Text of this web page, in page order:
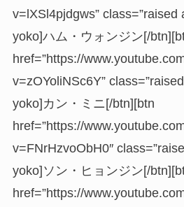
v=lXSl4pjdgws” class=”raised
yoko]ハム・ウォンジン[/
href=”https://
v=zOYoliNSc6Y”
yoko]カン・ミニ[/btn][btn
href=”https://
v=FNrHzvoObH0″
yoko]ソン・ヒョンジン[/
href=”https://